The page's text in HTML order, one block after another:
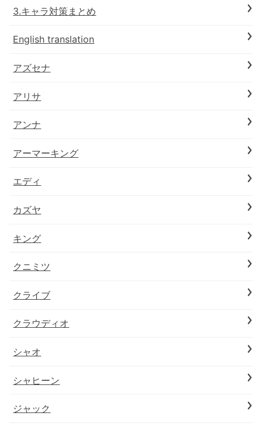
3.キャラ対策まとめ
English translation
アズセナ
アリサ
アンナ
アーマーキング
エディ
カズヤ
キング
クニミツ
クライブ
クラウディオ
シャオ
シャヒーン
ジャック